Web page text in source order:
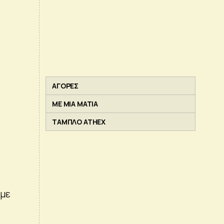
ΑΓΟΡΕΣ
ΜΕ ΜΙΑ ΜΑΤΙΑ
ΤΑΜΠΛΟ ATHEX